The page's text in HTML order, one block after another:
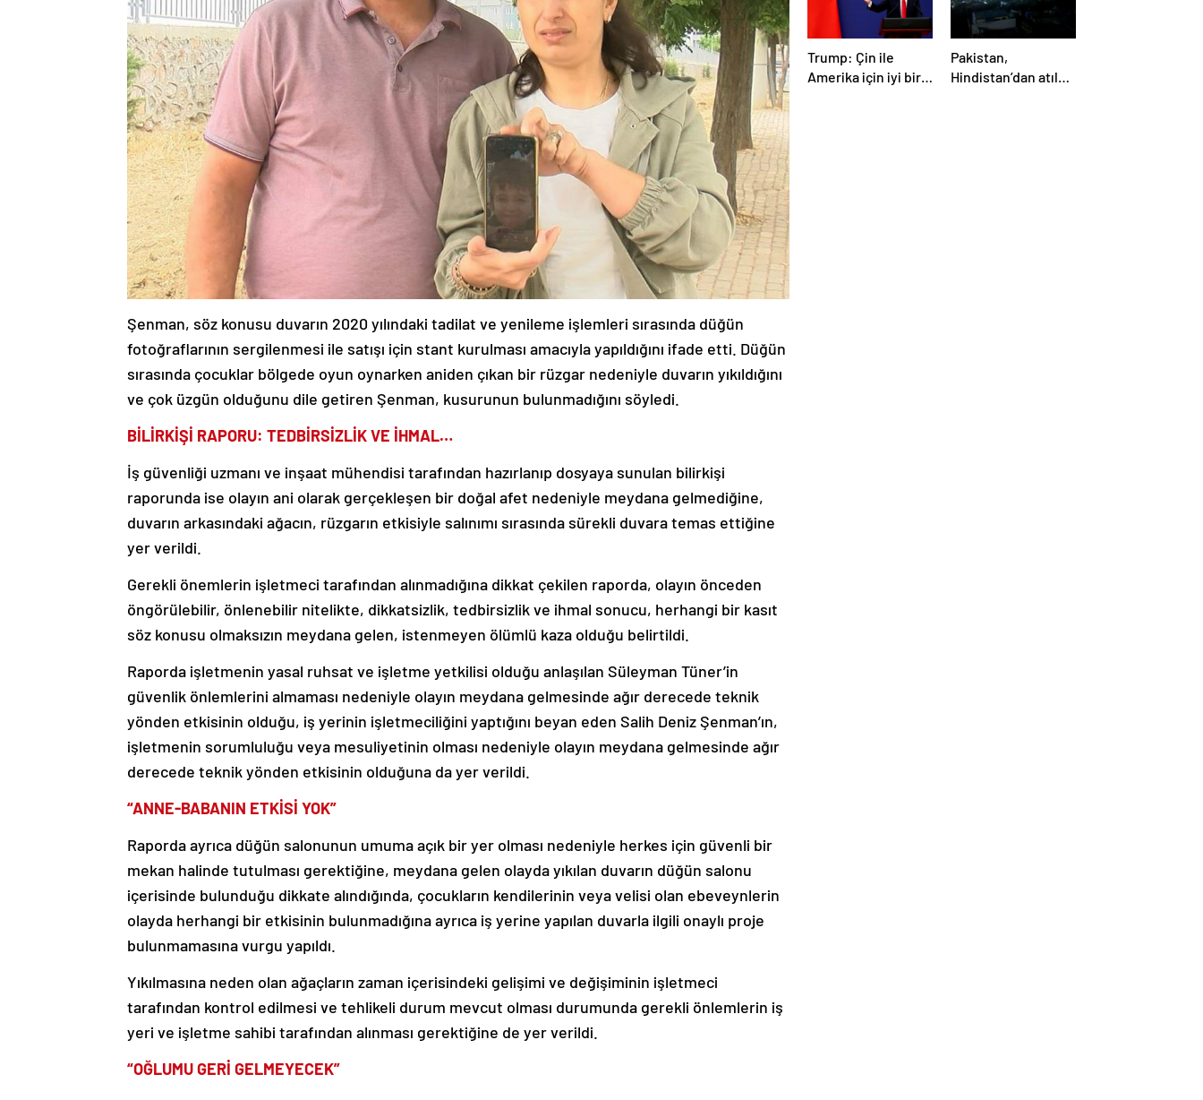
Şenman, söz konusu duvarın 2020 yılındaki tadilat ve yenileme işlemleri sırasında düğün
fotoğraflarının sergilenmesi ile satışı için stant kurulması amacıyla yapıldığını ifade etti. Düğün
sırasında çocuklar bölgede oyun oynarken aniden çıkan bir rüzgar nedeniyle duvarın yıkıldığını
ve çok üzgün olduğunu dile getiren Şenman, kusurunun bulunmadığını söyledi.
BİLİRKİŞİ RAPORU: TEDBİRSİZLİK VE İHMAL…
İş güvenliği uzmanı ve inşaat mühendisi tarafından hazırlanıp dosyaya sunulan bilirkişi
raporunda ise olayın ani olarak gerçekleşen bir doğal afet nedeniyle meydana gelmediğine,
duvarın arkasındaki ağacın, rüzgarın etkisiyle salınımı sırasında sürekli duvara temas ettiğine
yer verildi.
Gerekli önemlerin işletmeci tarafından alınmadığına dikkat çekilen raporda, olayın önceden
öngörülebilir, önlenebilir nitelikte, dikkatsizlik, tedbirsizlik ve ihmal sonucu, herhangi bir kasıt
söz konusu olmaksızın meydana gelen, istenmeyen ölümlü kaza olduğu belirtildi.
Raporda işletmenin yasal ruhsat ve işletme yetkilisi olduğu anlaşılan Süleyman Tüner’in
güvenlik önlemlerini almaması nedeniyle olayın meydana gelmesinde ağır derecede teknik
yönden etkisinin olduğu, iş yerinin işletmeciliğini yaptığını beyan eden Salih Deniz Şenman’ın,
işletmenin sorumluluğu veya mesuliyetinin olması nedeniyle olayın meydana gelmesinde ağır
derecede teknik yönden etkisinin olduğuna da yer verildi.
“ANNE-BABANIN ETKİSİ YOK”
Raporda ayrıca düğün salonunun umuma açık bir yer olması nedeniyle herkes için güvenli bir
mekan halinde tutulması gerektiğine, meydana gelen olayda yıkılan duvarın düğün salonu
içerisinde bulunduğu dikkate alındığında, çocukların kendilerinin veya velisi olan ebeveynlerin
olayda herhangi bir etkisinin bulunmadığına ayrıca iş yerine yapılan duvarla ilgili onaylı proje
bulunmamasına vurgu yapıldı.
Yıkılmasına neden olan ağaçların zaman içerisindeki gelişimi ve değişiminin işletmeci
tarafından kontrol edilmesi ve tehlikeli durum mevcut olması durumunda gerekli önlemlerin iş
yeri ve işletme sahibi tarafından alınması gerektiğine de yer verildi.
“OĞLUMU GERİ GELMEYECEK”
Trump: Çin ile
Amerika için iyi bir
Pakistan,
Hindistan’dan atılan